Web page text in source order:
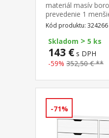
materiál masív
prevedenie 1
zásuvky s kovovými
Kód produktu: 324266
Skladom > 5 ks
143 € s DPH
-59% 352,50 € **
-71%